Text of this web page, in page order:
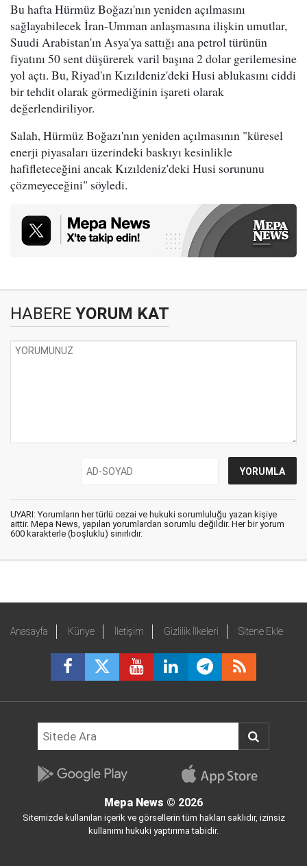
Bu hafta Hürmüz Boğazı'nın yeniden açılmasını
sağlayabilecek İran-Umman anlaşmasına ilişkin umutlar,
Suudi Arabistan'ın Asya'ya sattığı ana petrol türünün
fiyatını 50 sent düşürerek varil başına 2 dolar gerilemesine
yol açtı. Bu, Riyad'ın Kızıldeniz'deki Husi ablukasını ciddi
bir tehdit olarak görmediğinin işareti olarak
değerlendiriliyor.
Salah, Hürmüz Boğazı'nın yeniden açılmasının "küresel
enerji piyasaları üzerindeki baskıyı kesinlikle
hafifleteceğini ancak Kızıldeniz'deki Husi sorununu
çözmeyeceğini" söyledi.
HABERE YORUM KAT
UYARI: Yorumların her türlü cezai ve hukuki sorumluluğu yazan kişiye
aittir. Mepa News, yapılan yorumlardan sorumlu değildir. Her bir yorum
600 karakterle (boşluklu) sınırlıdır.
Anasayfa Künye İletişim Gizlilik İlkeleri Sitene Ekle
Mepa News © 2026
Sitemizde kullanılan içerik ve görsellerin tüm hakları saklıdır, izinsiz
kullanımı hukuki yaptırıma tabidir.